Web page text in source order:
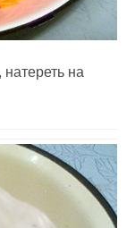
на